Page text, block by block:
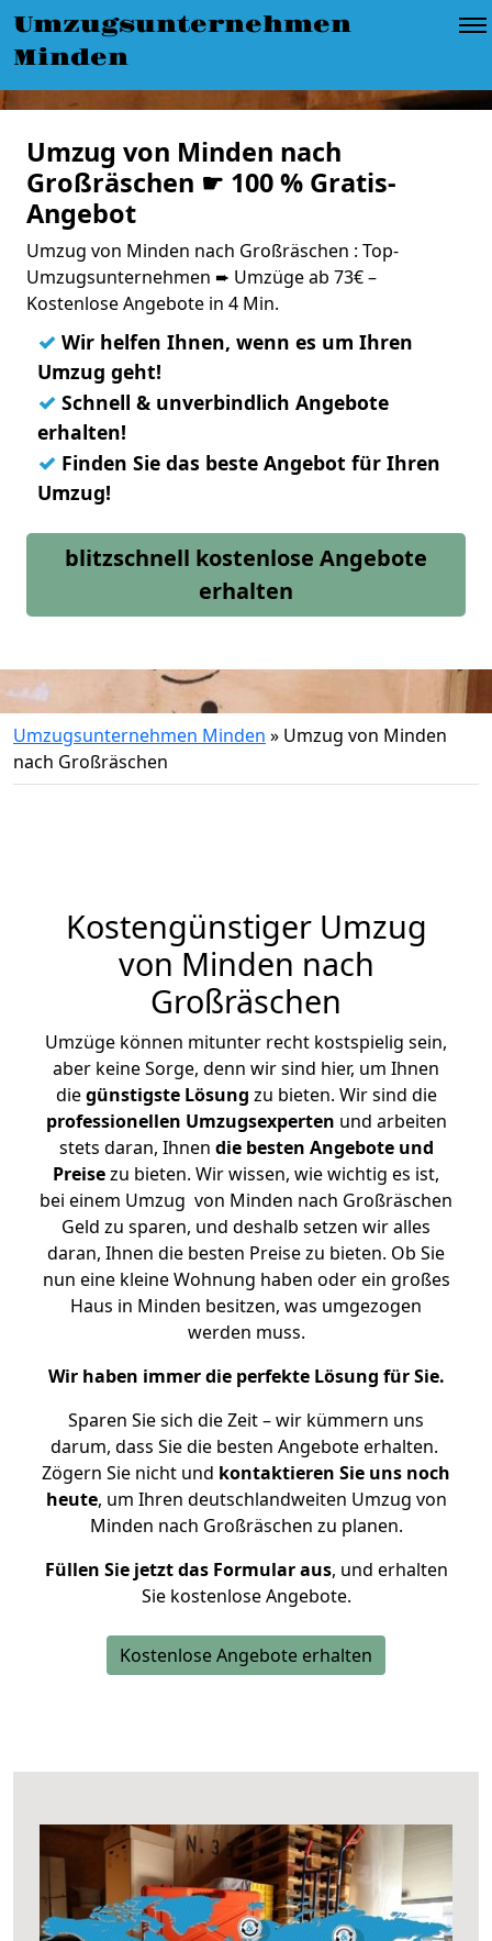
Umzugsunternehmen
Minden
Umzug von Minden nach
Großräschen ☛ 100 % Gratis-
Angebot
Umzug von Minden nach Großräschen : Top-
Umzugsunternehmen ➨ Umzüge ab 73€ –
Kostenlose Angebote in 4 Min.
✓ Wir helfen Ihnen, wenn es um Ihren
Umzug geht!
✓ Schnell & unverbindlich Angebote
erhalten!
✓ Finden Sie das beste Angebot für Ihren
Umzug!
blitzschnell kostenlose Angebote
erhalten
Umzugsunternehmen Minden » Umzug von Minden
nach Großräschen
Kostengünstiger Umzug
von Minden nach
Großräschen
Umzüge können mitunter recht kostspielig sein,
aber keine Sorge, denn wir sind hier, um Ihnen
diegünstigste Lösung zu bieten. Wir sind die
professionellen Umzugsexperten und arbeiten
stets daran, Ihnen die besten Angebote und
Preisezu bieten. Wir wissen, wie wichtig es ist,
bei einem Umzug von Minden nach Großräschen
Geld zu sparen, und deshalb setzen wir alles
daran, Ihnen die besten Preise zu bieten. Ob Sie
nun eine kleine Wohnung haben oder ein großes
Haus in Minden besitzen, was umgezogen
werden muss.
Wir haben immer die perfekte Lösung für Sie.
Sparen Sie sich die Zeit – wir kümmern uns
darum, dass Sie die besten Angebote erhalten.
Zögern Sie nicht und kontaktieren Sie uns noch
heute, um Ihren deutschlandweiten Umzug von
Minden nach Großräschen zu planen.
Füllen Sie jetzt das Formular aus, und erhalten
Sie kostenlose Angebote.
Kostenlose Angebote erhalten